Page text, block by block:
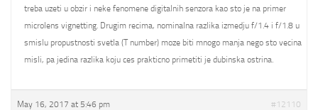
treba uzeti u obzir i neke fenomene digitalnih senzora kao sto je na primer
microlens vignetting. Drugim recima, nominalna razlika izmedju f/1.4 i f/1.8 u
smislu propustnosti svetla (T number) moze biti mnogo manja nego sto vecina
misli, pa jedina razlika koju ces prakticno primetiti je dubinska ostrina.
May 16, 2017 at 5:46 pm #12110